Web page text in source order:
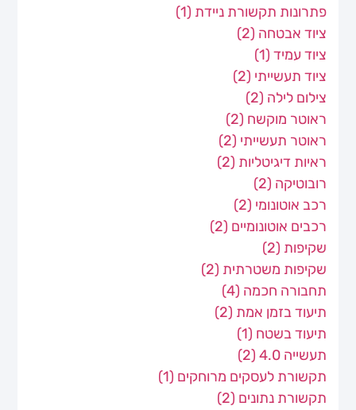
פתרונות תקשורת ניידת (1)
ציוד אבטחה (2)
ציוד עמיד (1)
ציוד תעשייתי (2)
צילום לילה (2)
ראוטר מוקשח (2)
ראוטר תעשייתי (2)
ראיות דיגיטליות (2)
רובוטיקה (2)
רכב אוטונומי (2)
רכבים אוטונומיים (2)
שקיפות (2)
שקיפות משטרתית (2)
תחבורה חכמה (4)
תיעוד בזמן אמת (2)
תיעוד בשטח (1)
תעשייה 4.0
(2)
תקשורת לעסקים מרוחקים (1)
תקשורת נתונים (2)